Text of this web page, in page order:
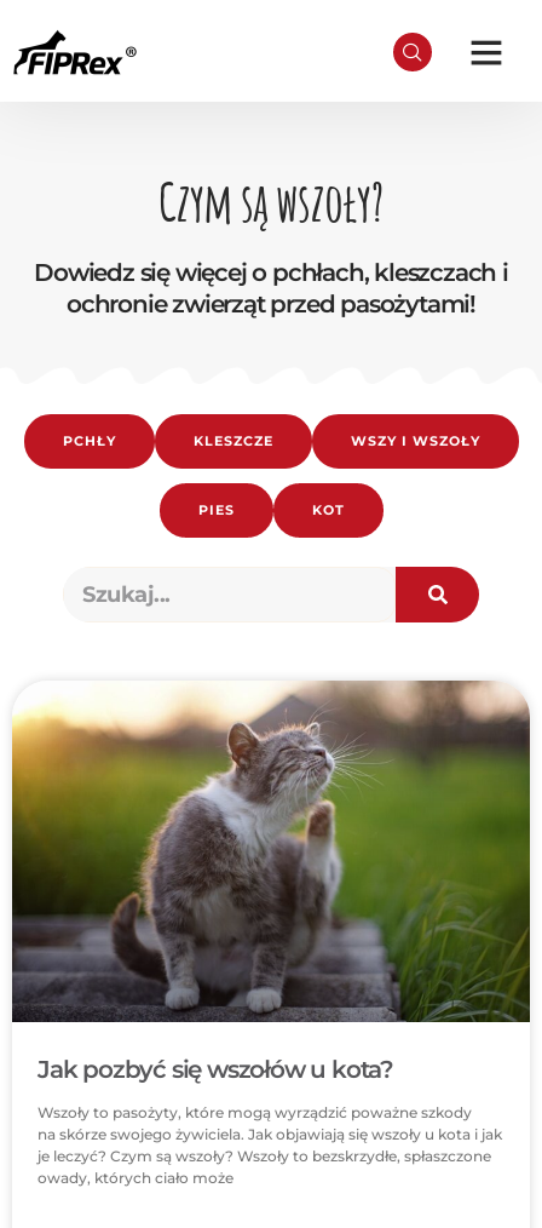
Czym są wszoły?
Dowiedz się więcej o pchłach, kleszczach i
ochronie zwierząt przed pasożytami!
PCHŁY KLESZCZE WSZY I WSZOŁY
PIES KOT
Jak pozbyć się wszołów u kota?
Wszoły to pasożyty, które mogą wyrządzić poważne szkody
na skórze swojego żywiciela. Jak objawiają się wszoły u kota i jak
je leczyć? Czym są wszoły? Wszoły to bezskrzydłe, spłaszczone
owady, których ciało może